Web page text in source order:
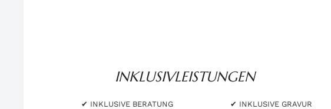
INKLUSIVLEISTUNGEN
✔ INKLUSIVE BERATUNG ✔ INKLUSIVE GRAVUR